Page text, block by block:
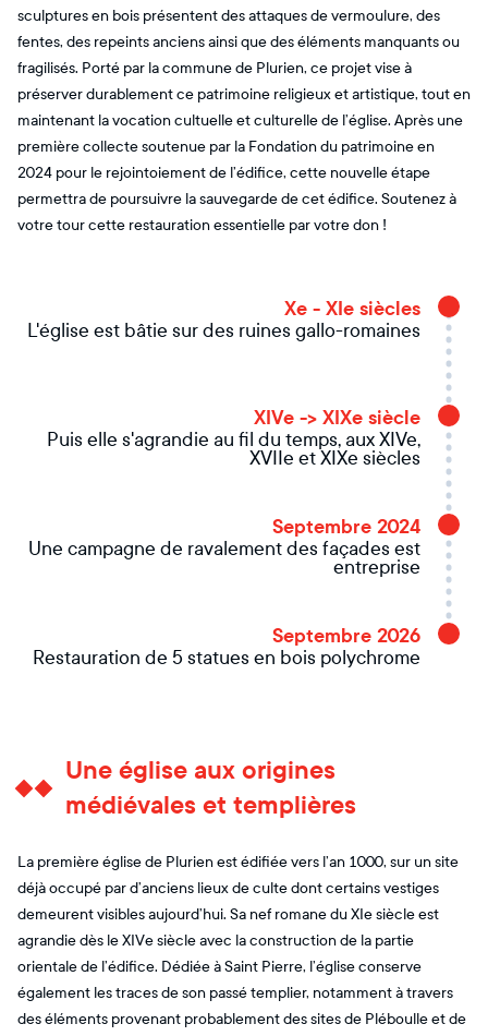
sculptures en bois présentent des attaques de vermoulure, des
fentes, des repeints anciens ainsi que des éléments manquants ou
fragilisés. Porté par la commune de Plurien, ce projet vise à
préserver durablement ce patrimoine religieux et artistique, tout en
maintenant la vocation cultuelle et culturelle de l’église. Après une
première collecte soutenue par la Fondation du patrimoine en
2024 pour le rejointoiement de l’édifice, cette nouvelle étape
permettra de poursuivre la sauvegarde de cet édifice. Soutenez à
votre tour cette restauration essentielle par votre don !
Xe - XIe siècles
L'église est bâtie sur des ruines gallo-romaines
XIVe -> XIXe siècle
Puis elle s'agrandie au fil du temps, aux XIVe,
XVIIe et XIXe siècles
Septembre 2024
Une campagne de ravalement des façades est
entreprise
Septembre 2026
Restauration de 5 statues en bois polychrome
Une église aux origines
médiévales et templières
La première église de Plurien est édifiée vers l’an 1000, sur un site
déjà occupé par d’anciens lieux de culte dont certains vestiges
demeurent visibles aujourd’hui. Sa nef romane du XIe siècle est
agrandie dès le XIVe siècle avec la construction de la partie
orientale de l’édifice. Dédiée à Saint Pierre, l’église conserve
également les traces de son passé templier, notamment à travers
des éléments provenant probablement des sites de Pléboulle et de